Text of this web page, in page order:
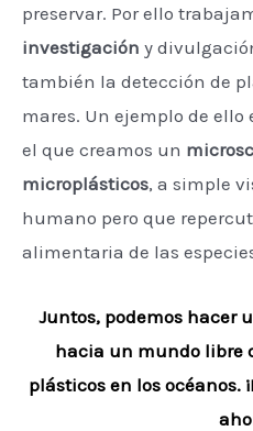
preservar. Por ello
investigación y
también la detección de
mares. Un ejemplo de ello
el que creamos un
microplásticos, a simple
humano pero que
alimentaria de las
Juntos, podemos hacer
hacia un mundo libre
plásticos en los océanos.